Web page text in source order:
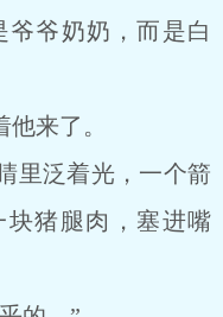
爷奶奶，而是白
来了。
里泛着光，一个箭
猪腿肉，塞进嘴